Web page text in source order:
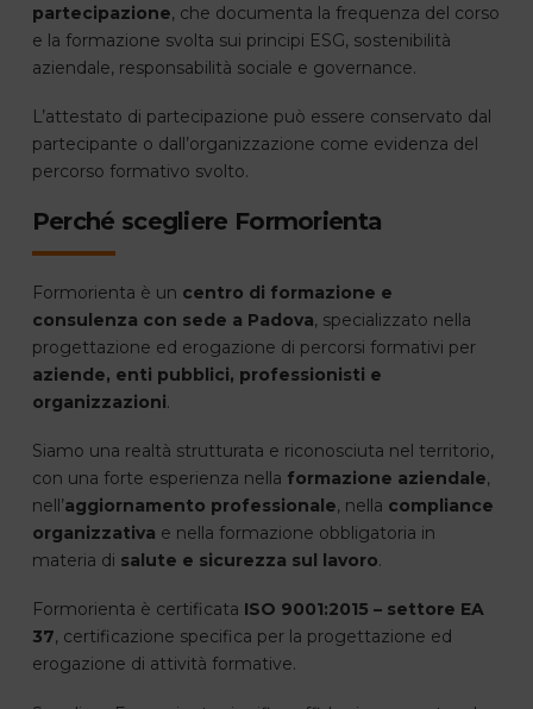
partecipazione, che documenta la frequenza del corso
e la formazione svolta sui principi ESG, sostenibilità
aziendale, responsabilità sociale e governance.
L’attestato di partecipazione può essere conservato dal
partecipante o dall’organizzazione come evidenza del
percorso formativo svolto.
Perché scegliere Formorienta
Formorienta è un centro di formazione e
consulenza con sede a Padova, specializzato nella
progettazione ed erogazione di percorsi formativi per
aziende, enti pubblici, professionisti e
organizzazioni.
Siamo una realtà strutturata e riconosciuta nel territorio,
con una forte esperienza nella formazione aziendale,
nell’aggiornamento professionale, nella compliance
organizzativa e nella formazione obbligatoria in
materia di salute e sicurezza sul lavoro.
Formorienta è certificata ISO 9001:2015 – settore EA
37, certificazione specifica per la progettazione ed
erogazione di attività formative.